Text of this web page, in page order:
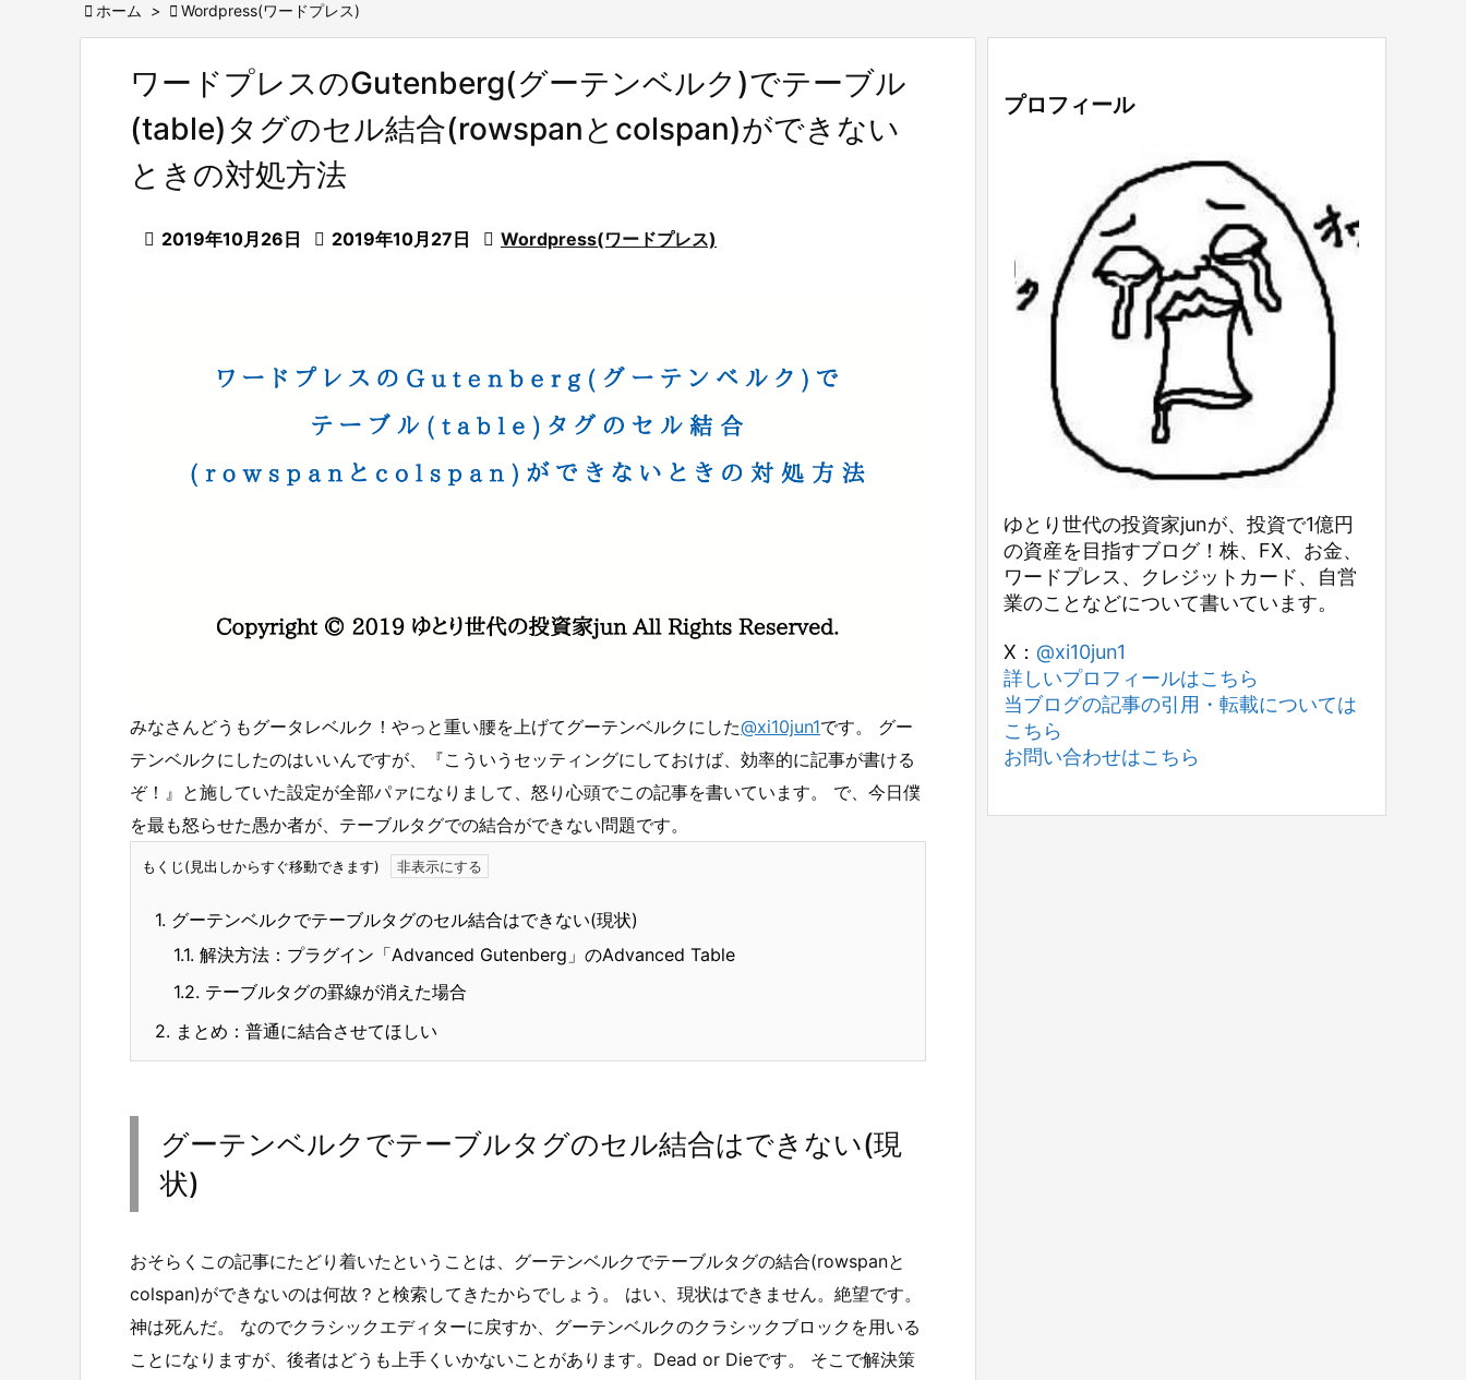
 ホーム >  Wordpress(ワードプレス)
ワードプレスのGutenberg(グーテンベルク)でテーブル
(table)タグのセル結合(rowspanとcolspan)ができない
ときの対処方法
 2019年10月26日  2019年10月27日  Wordpress(ワードプレス)
みなさんどうもグータレベルク！やっと重い腰を上げてグーテンベルクにした@xi10jun1です。 グー
テンベルクにしたのはいいんですが、『こういうセッティングにしておけば、効率的に記事が書ける
ぞ！』と施していた設定が全部パァになりまして、怒り心頭でこの記事を書いています。 で、今日僕
を最も怒らせた愚か者が、テーブルタグでの結合ができない問題です。
もくじ(見出しからすぐ移動できます)
1. グーテンベルクでテーブルタグのセル結合はできない(現状)
1.1. 解決方法：プラグイン「Advanced Gutenberg」のAdvanced Table
1.2. テーブルタグの罫線が消えた場合
2. まとめ：普通に結合させてほしい
グーテンベルクでテーブルタグのセル結合はできない(現
状)
おそらくこの記事にたどり着いたということは、グーテンベルクでテーブルタグの結合(rowspanと
colspan)ができないのは何故？と検索してきたからでしょう。 はい、現状はできません。絶望です。
神は死んだ。 なのでクラシックエディターに戻すか、グーテンベルクのクラシックブロックを用いる
ことになりますが、後者はどうも上手くいかないことがあります。Dead or Dieです。 そこで解決策
プロフィール
ゆとり世代の投資家junが、投資で1億円
の資産を目指すブログ！株、FX、お金、
ワードプレス、クレジットカード、自営
業のことなどについて書いています。
X： @xi10jun1
詳しいプロフィールはこちら
当ブログの記事の引用・転載については
こちら
お問い合わせはこちら